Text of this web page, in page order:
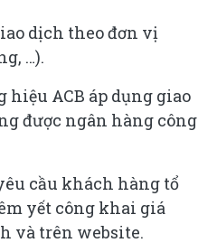
dịch theo đơn vị
…).
ACB áp dụng giao
được ngân hàng công
cầu khách hàng tổ
yết công khai giá
và trên website.